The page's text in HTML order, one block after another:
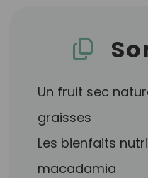
Un fruit sec
graisses
Les bienfaits
macadamia